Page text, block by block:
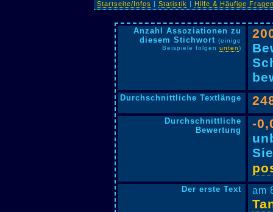
Startseite/Infos |Statistik |Hilfe & Häufige
Anzahl Assoziationen zu
diesem Stichwort (einige
Beispiele folgen unten)
Durchschnittliche Textlänge
Durchschnittliche
Bewertung
-
Der erste Text am